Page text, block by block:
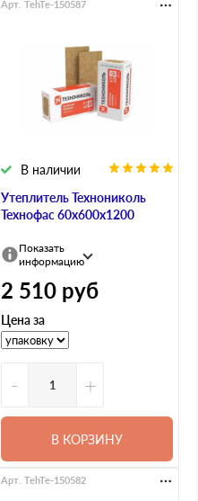
Утеплитель Технониколь
Технофас 60х600х1200
В наличии
Арт. TehTe-150587
Показать
информацию
2 510 руб
Цена за
- +
В КОРЗИНУ
Арт. TehTe-150582